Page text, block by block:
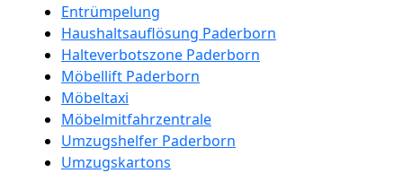
Entrümpelung
Haushaltsauflösung Paderborn
Halteverbotszone Paderborn
Möbellift Paderborn
Möbeltaxi
Möbelmitfahrzentrale
Umzugshelfer Paderborn
Umzugskartons